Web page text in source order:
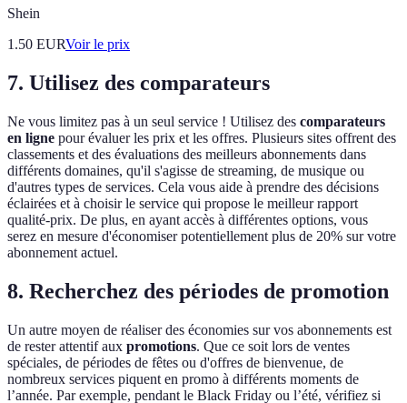
Shein
1.50 EURVoir le prix
7. Utilisez des comparateurs
Ne vous limitez pas à un seul service ! Utilisez des comparateurs
en ligne pour évaluer les prix et les offres. Plusieurs sites offrent des
classements et des évaluations des meilleurs abonnements dans
différents domaines, qu'il s'agisse de streaming, de musique ou
d'autres types de services. Cela vous aide à prendre des décisions
éclairées et à choisir le service qui propose le meilleur rapport
qualité-prix. De plus, en ayant accès à différentes options, vous
serez en mesure d'économiser potentiellement plus de 20% sur votre
abonnement actuel.
8. Recherchez des périodes de promotion
Un autre moyen de réaliser des économies sur vos abonnements est
de rester attentif aux promotions. Que ce soit lors de ventes
spéciales, de périodes de fêtes ou d'offres de bienvenue, de
nombreux services piquent en promo à différents moments de
l’année. Par exemple, pendant le Black Friday ou l’été, vérifiez si